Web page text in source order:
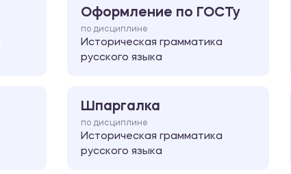
Оформление по ГОСТу
по дисциплине
Историческая грамматика
русского языка
Шпаргалка
по дисциплине
Историческая грамматика
русского языка